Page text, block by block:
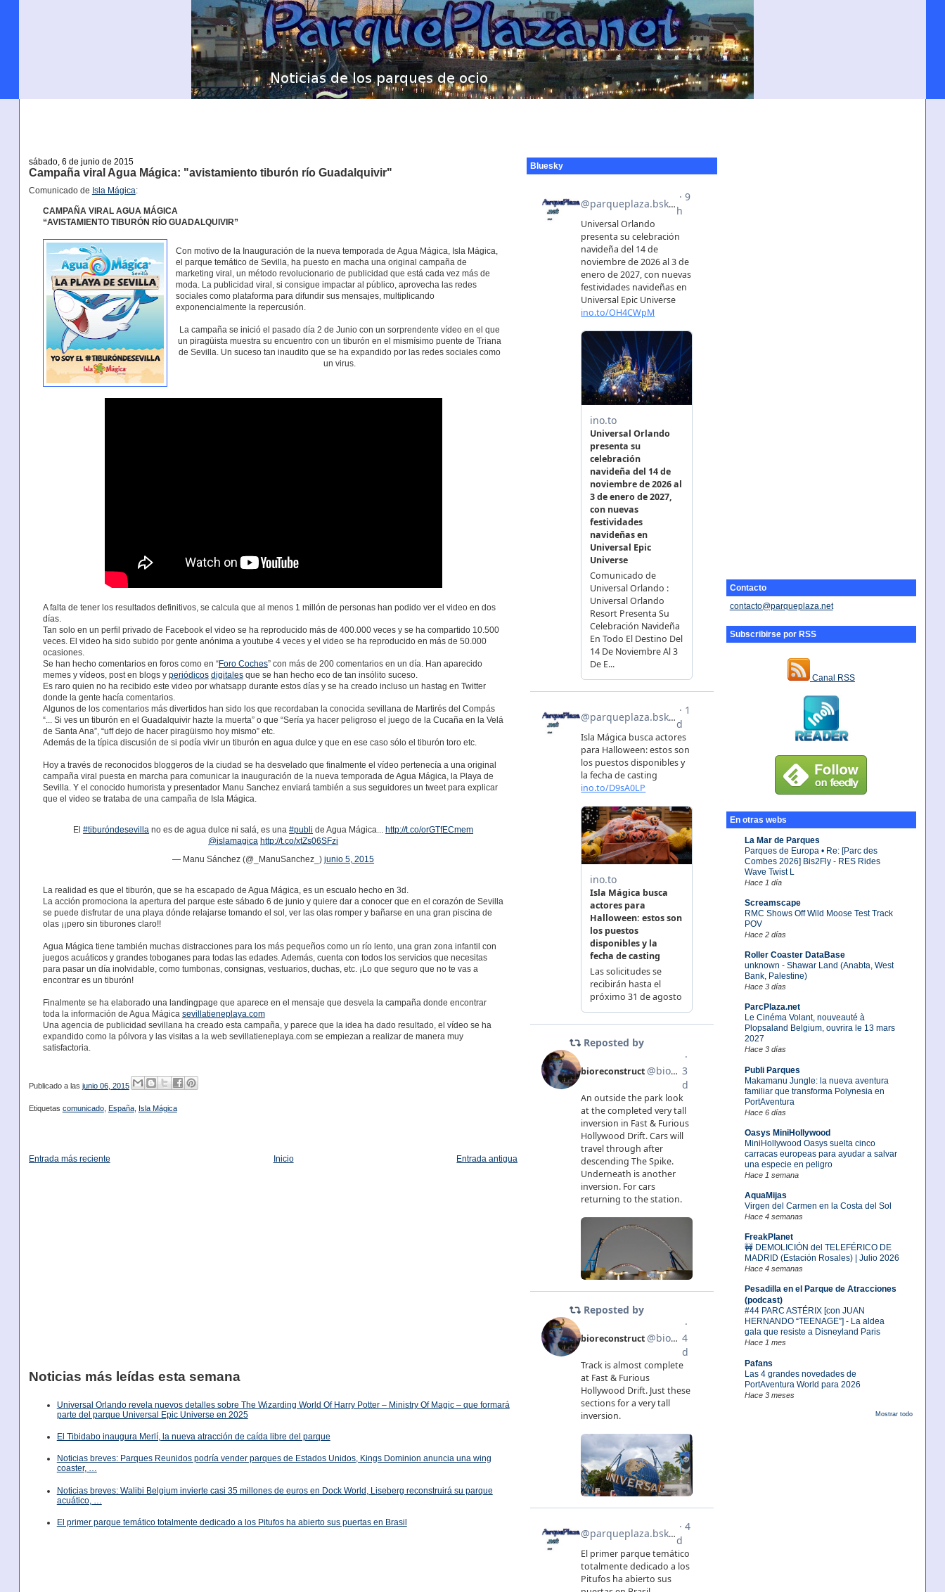
Contacto
contacto@parqueplaza.net
Subscribirse por RSS
Canal RSS
En otras webs
La Mar de Parques
Parques de Europa • Re: [Parc des
Combes 2026] Bis2Fly - RES Rides
Wave Twist L
Hace 1 día
Screamscape
RMC Shows Off Wild Moose Test Track
POV
Hace 2 días
Roller Coaster DataBase
unknown - Shawar Land (Anabta, West
Bank, Palestine)
Hace 3 días
ParcPlaza.net
Le Cinéma Volant, nouveauté à
Plopsaland Belgium, ouvrira le 13 mars
2027
Hace 3 días
Publi Parques
Makamanu Jungle: la nueva aventura
familiar que transforma Polynesia en
PortAventura
Hace 6 días
Oasys MiniHollywood
MiniHollywood Oasys suelta cinco
carracas europeas para ayudar a salvar
una especie en peligro
Hace 1 semana
AquaMijas
Virgen del Carmen en la Costa del Sol
Hace 4 semanas
FreakPlanet
🚧 DEMOLICIÓN del TELEFÉRICO DE
MADRID (Estación Rosales) | Julio 2026
Hace 4 semanas
Pesadilla en el Parque de Atracciones
(podcast)
#44 PARC ASTÉRIX [con JUAN
HERNANDO “TEENAGE”] - La aldea
gala que resiste a Disneyland Paris
Hace 1 mes
Pafans
Las 4 grandes novedades de
PortAventura World para 2026
Hace 3 meses
Mostrar todo
sábado, 6 de junio de 2015
Campaña viral Agua Mágica: "avistamiento tiburón río Guadalquivir"
Comunicado de Isla Mágica:
CAMPAÑA VIRAL AGUA MÁGICA
“AVISTAMIENTO TIBURÓN RÍO GUADALQUIVIR”
Con motivo de la Inauguración de la nueva temporada de Agua Mágica, Isla Mágica,
el parque temático de Sevilla, ha puesto en macha una original campaña de
marketing viral, un método revolucionario de publicidad que está cada vez más de
moda. La publicidad viral, si consigue impactar al público, aprovecha las redes
sociales como plataforma para difundir sus mensajes, multiplicando
exponencialmente la repercusión.
La campaña se inició el pasado día 2 de Junio con un sorprendente vídeo en el que
un piragüista muestra su encuentro con un tiburón en el mismísimo puente de Triana
de Sevilla. Un suceso tan inaudito que se ha expandido por las redes sociales como
un virus.
A falta de tener los resultados definitivos, se calcula que al menos 1 millón de personas han podido ver el video en dos
días.
Tan solo en un perfil privado de Facebook el video se ha reproducido más de 400.000 veces y se ha compartido 10.500
veces. El video ha sido subido por gente anónima a youtube 4 veces y el video se ha reproducido en más de 50.000
ocasiones.
Se han hecho comentarios en foros como en “Foro Coches” con más de 200 comentarios en un día. Han aparecido
memes y vídeos, post en blogs y periódicos digitalesque se han hecho eco de tan insólito suceso.
Es raro quien no ha recibido este video por whatsapp durante estos días y se ha creado incluso un hastag en Twitter
donde la gente hacía comentarios.
Algunos de los comentarios más divertidos han sido los que recordaban la conocida sevillana de Martirés del Compás
“... Si ves un tiburón en el Guadalquivir hazte la muerta” o que “Sería ya hacer peligroso el juego de la Cucaña en la Velá
de Santa Ana”, “uff dejo de hacer piragüismo hoy mismo” etc.
Además de la típica discusión de si podía vivir un tiburón en agua dulce y que en ese caso sólo el tiburón toro etc.
Hoy a través de reconocidos bloggeros de la ciudad se ha desvelado que finalmente el vídeo pertenecía a una original
campaña viral puesta en marcha para comunicar la inauguración de la nueva temporada de Agua Mágica, la Playa de
Sevilla. Y el conocido humorista y presentador Manu Sanchez enviará también a sus seguidores un tweet para explicar
que el video se trataba de una campaña de Isla Mágica.
El#tiburóndesevilla no es de agua dulce ni salá, es una#publi de Agua Mágica... http://t.co/orGTfECmem
@islamagica http://t.co/xtZs06SFzi
— Manu Sánchez (@_ManuSanchez_)junio 5, 2015
La realidad es que el tiburón, que se ha escapado de Agua Mágica, es un escualo hecho en 3d.
La acción promociona la apertura del parque este sábado 6 de junio y quiere dar a conocer que en el corazón de Sevilla
se puede disfrutar de una playa dónde relajarse tomando el sol, ver las olas romper y bañarse en una gran piscina de
olas ¡¡pero sin tiburones claro!!
Agua Mágica tiene también muchas distracciones para los más pequeños como un río lento, una gran zona infantil con
juegos acuáticos y grandes toboganes para todas las edades. Además, cuenta con todos los servicios que necesitas
para pasar un día inolvidable, como tumbonas, consignas, vestuarios, duchas, etc. ¡Lo que seguro que no te vas a
encontrar es un tiburón!
Finalmente se ha elaborado una landingpage que aparece en el mensaje que desvela la campaña donde encontrar
toda la información de Agua Mágica sevillatieneplaya.com
Una agencia de publicidad sevillana ha creado esta campaña, y parece que la idea ha dado resultado, el vídeo se ha
expandido como la pólvora y las visitas a la web sevillatieneplaya.com se empiezan a realizar de manera muy
satisfactoria.
Publicado a las junio 06, 2015
Etiquetas comunicado, España, Isla Mágica
Entrada más reciente Entrada antigua
Inicio
Noticias más leídas esta semana
Universal Orlando revela nuevos detalles sobre The Wizarding World Of Harry Potter – Ministry Of Magic – que formará
parte del parque Universal Epic Universe en 2025
El Tibidabo inaugura Merlí, la nueva atracción de caída libre del parque
Noticias breves: Parques Reunidos podría vender parques de Estados Unidos, Kings Dominion anuncia una wing
coaster, …
Noticias breves: Walibi Belgium invierte casi 35 millones de euros en Dock World, Liseberg reconstruirá su parque
acuático, …
El primer parque temático totalmente dedicado a los Pitufos ha abierto sus puertas en Brasil
Bluesky